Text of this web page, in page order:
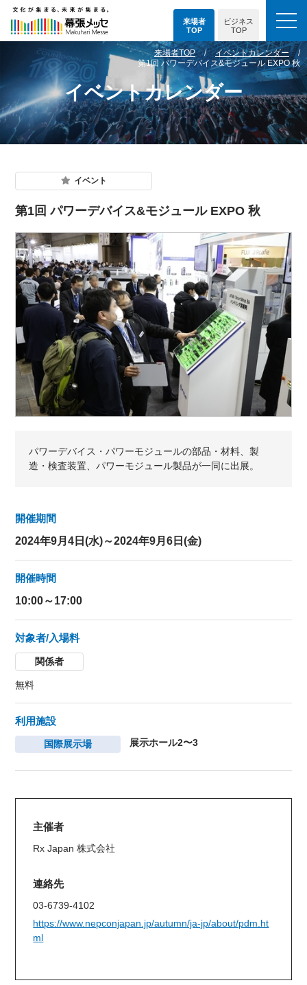
来場者
TOP
ビジネス
TOP
イベントカレンダー
来場者TOP
イベントカレンダー
第1回 パワーデバイス&モジュール EXPO 秋
イベント
第1回 パワーデバイス&モジュール EXPO 秋
パワーデバイス・パワーモジュールの部品・材料、製
造・検査装置、パワーモジュール製品が一同に出展。
開催期間
2024年9月4日(水)～2024年9月6日(金)
開催時間
10:00～17:00
対象者/入場料
関係者
無料
利用施設
国際展示場 展示ホール2〜3
主催者
Rx Japan 株式会社
連絡先
03-6739-4102
https://www.nepconjapan.jp/autumn/ja-jp/about/pdm.ht
ml